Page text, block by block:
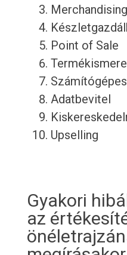
Merchandising
Point of Sale
Adatbevitel
Upselling
Gyakori
az